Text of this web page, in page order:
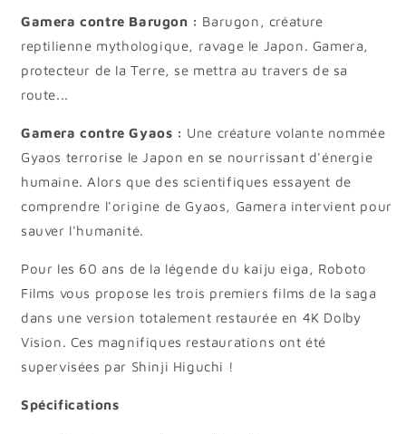
Gamera contre Barugon : Barugon, créature
reptilienne mythologique, ravage le Japon. Gamera,
protecteur de la Terre, se mettra au travers de sa
route...
Gamera contre Gyaos : Une créature volante nommée
Gyaos terrorise le Japon en se nourrissant d'énergie
humaine. Alors que des scientifiques essayent de
comprendre l'origine de Gyaos, Gamera intervient pour
sauver l'humanité.
Pour les 60 ans de la légende du kaiju eiga, Roboto
Films vous propose les trois premiers films de la saga
dans une version totalement restaurée en 4K Dolby
Vision. Ces magnifiques restaurations ont été
supervisées par Shinji Higuchi !
Spécifications